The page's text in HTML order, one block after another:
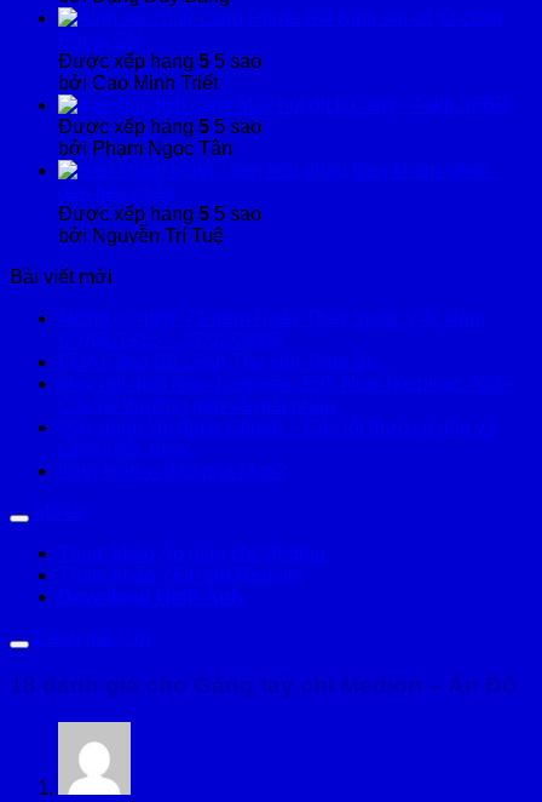
Kính soi cổ tử cung
Prima GN
Được xếp hạng 5 5 sao
bởi Cao Minh Triết
Máy hút dịch Cami - Askir 36BR
Được xếp hạng 5 5 sao
bởi Phạm Ngọc Tân
Đèn khám bệnh -
đèn tiểu phẫu
Được xếp hạng 5 5 sao
bởi Nguyễn Trí Tuệ
Bài viết mới
Mừng kỷ niệm 71 năm Ngày Thầy thuốc Việt Nam
(27/02/1955 – 27/02/2026)
FDA Công Bố Lệnh Thu Hồi Thiết Bị…
Máy hút dịch New hospivac 350, New hospivac 400 –
Các lỗi thường gặp và giải pháp
Máy phun khí dung Clineb – Các lỗi thường gặp và
cách khắc phục
Kính hiển vi đảo pha là gì?
Mô tả
Tham khảo Áo giáp chì Medion
Tham khảo Yếm chì Medionì
Download Hình Ảnh
Đánh giá (18)
18 đánh giá cho Găng tay chì Medion – Ấn Độ